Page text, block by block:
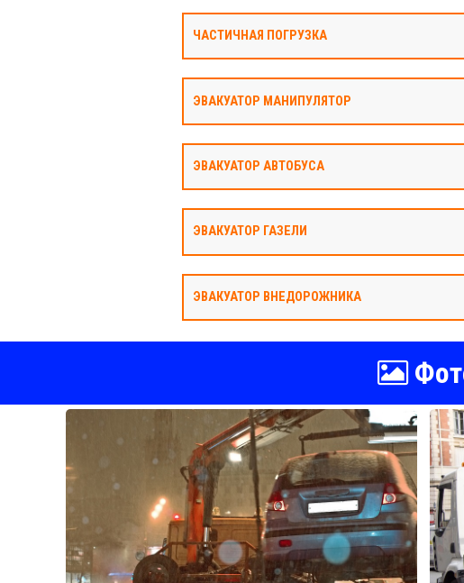
ЧАСТИЧНАЯ ПОГРУЗКА
ЭВАКУАТОР МАНИПУЛЯТОР
ЭВАКУАТОР АВТОБУСА
ЭВАКУАТОР ГАЗЕЛИ
ЭВАКУАТОР ВНЕДОРОЖНИКА